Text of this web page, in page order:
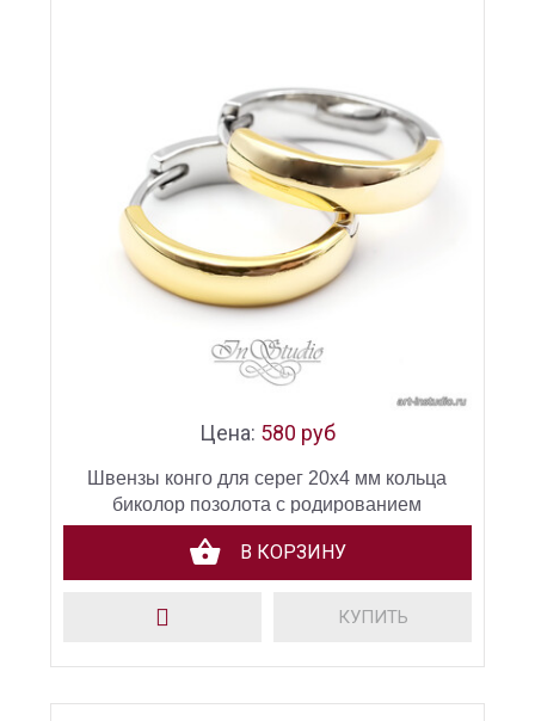
Цена: 580 руб
Швензы конго для серег 20х4 мм кольца
биколор позолота с родированием
В КОРЗИНУ
КУПИТЬ